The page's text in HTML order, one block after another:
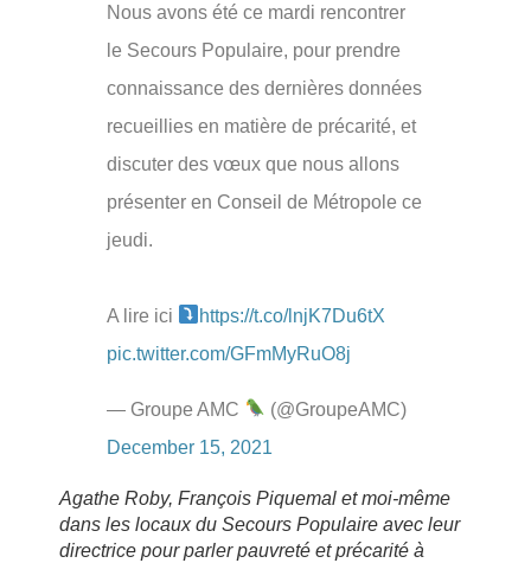
Nous avons été ce mardi rencontrer
le Secours Populaire, pour prendre
connaissance des dernières données
recueillies en matière de précarité, et
discuter des vœux que nous allons
présenter en Conseil de Métropole ce
jeudi.
A lire ici
https://t.co/lnjK7Du6tX
pic.twitter.com/GFmMyRuO8j
— Groupe AMC
(@GroupeAMC)
December 15, 2021
Agathe Roby, François Piquemal et moi-même
dans les locaux du Secours Populaire avec leur
directrice pour parler pauvreté et précarité à